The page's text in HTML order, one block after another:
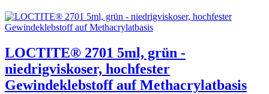
LOCTITE® 2701 5ml, grün -
niedrigviskoser, hochfester
Gewindeklebstoff auf Methacrylatbasis